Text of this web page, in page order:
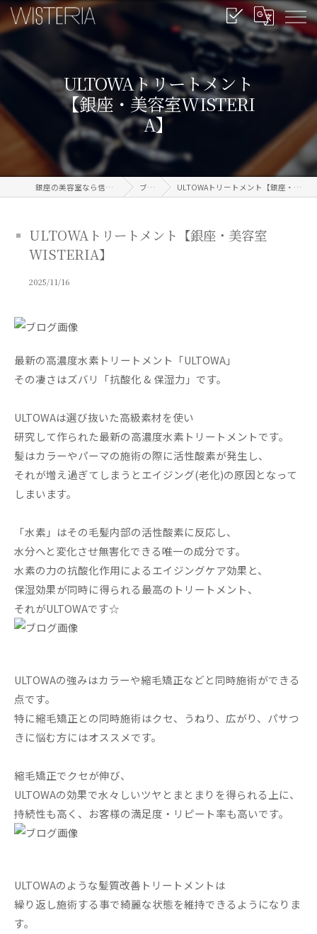
ULTOWAトリートメント
【銀座・美容室WISTERI
A】
銀座の美容室なら信頼のWISTERIA ブログ ULTOWAトリートメント【銀座・美容室WISTERIA】
ULTOWAトリートメント【銀座・美容室
WISTERIA】
2025/11/16
最新の高濃度水素トリートメント「ULTOWA」
その凄さはズバリ「抗酸化 & 保湿力」です。
ULTOWAは選び抜いた高級素材を使い
研究して作られた最新の高濃度水素トリートメントです。
髪はカラーやパーマの施術の際に活性酸素が発生し、
それが増え過ぎてしまうとエイジング(老化)の原因となって
しまいます。
「水素」はその毛髪内部の活性酸素に反応し、
水分へと変化させ無害化できる唯一の成分です。
水素の力の抗酸化作用によるエイジングケア効果と、
保湿効果が同時に得られる最高のトリートメント、
それがULTOWAです☆
ULTOWAの強みはカラーや縮毛矯正などと同時施術ができる
点です。
特に縮毛矯正との同時施術はクセ、うねり、広がり、パサつ
きに悩む方にはオススメです。
縮毛矯正でクセが伸び、
ULTOWAの効果で水々しいツヤとまとまりを得られる上に、
持続性も高く、お客様の満足度・リピート率も高いです。
ULTOWAのような髪質改善トリートメントは
繰り返し施術する事で綺麗な状態を維持できるようになりま
す。